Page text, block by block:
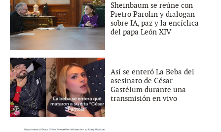
Sheinbaum se reúne con
Pietro Parolin y dialogan
sobre IA, paz y la encíclica
del papa León XIV
Así se enteró La Beba del
asesinato de César
Gastélum durante una
transmisión en vivo